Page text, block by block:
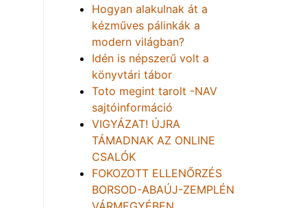
Hogyan alakulnak át a
kézműves pálinkák a
modern világban?
Idén is népszerű volt a
könyvtári tábor
Toto megint tarolt -NAV
sajtóinformáció
VIGYÁZAT! ÚJRA
TÁMADNAK AZ ONLINE
CSALÓK
FOKOZOTT ELLENŐRZÉS
BORSOD-ABAÚJ-ZEMPLÉN